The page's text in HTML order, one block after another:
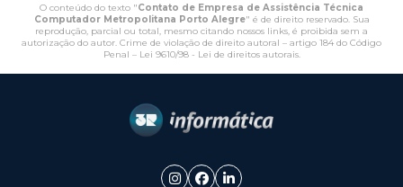
O conteúdo do texto "Contato de Empresa de Assistência Técnica
Computador Metropolitana Porto Alegre" é de direito reservado. Sua
reprodução, parcial ou total, mesmo citando nossos links, é proibida sem a
autorização do autor. Crime de violação de direito autoral – artigo 184 do Código
Penal – Lei 9610/98 - Lei de direitos autorais.